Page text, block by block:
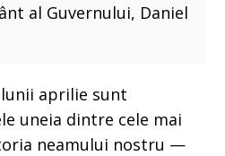
al Guvernului, Daniel
aprilie sunt
uneia dintre cele mai
neamului nostru —